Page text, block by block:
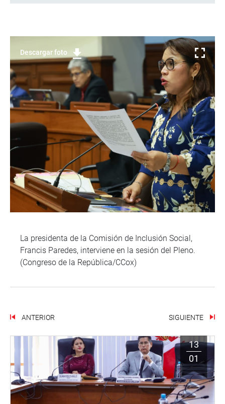
Descargar foto
La presidenta de la Comisión de Inclusión Social,
Francis Paredes, interviene en la sesión del Pleno.
(Congreso de la República/CCox)
ANTERIOR SIGUIENTE
13
01